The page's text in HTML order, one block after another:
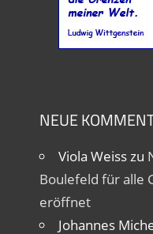
NEUE
Viola Weisszu
Boulefeld für alle
eröffnet
Johannes